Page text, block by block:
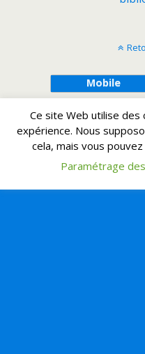
Mobile
Ce site Web utilise
expérience. Nous
cela, mais vous
Paramétrage